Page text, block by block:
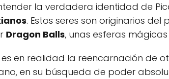
la verdadera identidad de
. Estos seres son originarios
Dragon Balls, unas esferas
es en realidad la reencarnación de
en su búsqueda de poder